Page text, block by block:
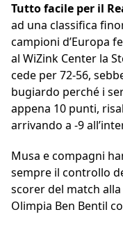
Tutto facile per il
ad una classifica
campioni d’Europa
al WiZink Center la
cede per 72-56,
bugiardo perché i
appena 10 punti,
arrivando a -9
Musa e compagni
sempre il controllo
scorer del match alla
Olimpia Ben Bentil